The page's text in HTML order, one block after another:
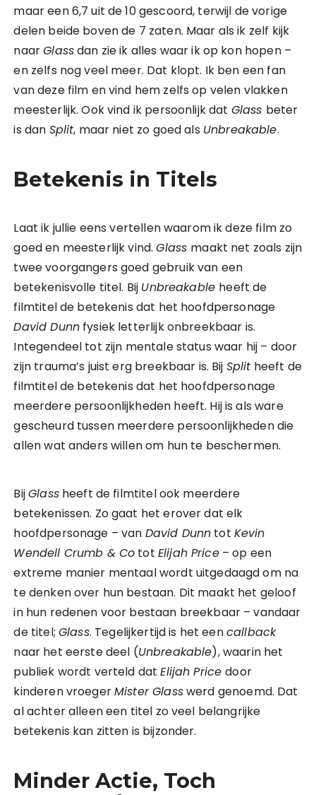
maar een 6,7 uit de 10 gescoord, terwijl de vorige
delen beide boven de 7 zaten. Maar als ik zelf kijk
naarGlassdan zie ik alles waar ik op kon hopen –
en zelfs nog veel meer. Dat klopt. Ik ben een fan
van deze film en vind hem zelfs op velen vlakken
meesterlijk. Ook vind ik persoonlijk dat Glass beter
is dan Split, maar niet zo goed als Unbreakable.
Betekenis in Titels
Laat ik jullie eens vertellen waarom ik deze film zo
goed en meesterlijk vind.Glass maakt net zoals zijn
twee voorgangers goed gebruik van een
betekenisvolle titel. Bij Unbreakable heeft de
filmtitel de betekenis dat het hoofdpersonage
David Dunnfysiek letterlijk onbreekbaar is.
Integendeel tot zijn mentale status waar hij – door
zijn trauma’s juist erg breekbaar is. Bij Split heeft de
filmtitel de betekenis dat het hoofdpersonage
meerdere persoonlijkheden heeft. Hij is als ware
gescheurd tussen meerdere persoonlijkheden die
allen wat anders willen om hun te beschermen.
BijGlassheeft de filmtitel ook meerdere
betekenissen. Zo gaat het erover dat elk
hoofdpersonage – van David Dunn tot Kevin
Wendell Crumb & Co tot Elijah Price– op een
extreme manier mentaal wordt uitgedaagd om na
te denken over hun bestaan. Dit maakt het geloof
in hun redenen voor bestaan breekbaar – vandaar
de titel; Glass. Tegelijkertijd is het eencallback
naar het eerste deel (Unbreakable), waarin het
publiek wordt verteld datElijah Pricedoor
kinderen vroegerMister Glasswerd genoemd. Dat
al achter alleen een titel zo veel belangrijke
betekenis kan zitten is bijzonder.
Minder Actie, Toch